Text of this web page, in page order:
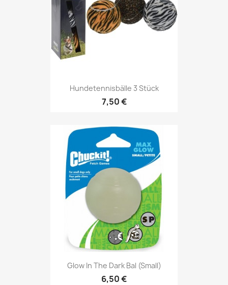
Hundetennisbälle 3 Stück
7,50 €
Glow In The Dark Bal (small)
6,50 €